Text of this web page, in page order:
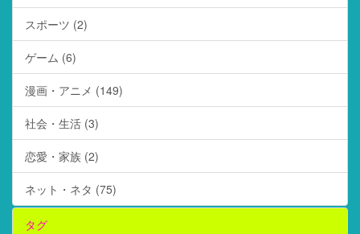
スポーツ (2)
ゲーム (6)
漫画・アニメ (149)
社会・生活 (3)
恋愛・家族 (2)
ネット・ネタ (75)
タグ